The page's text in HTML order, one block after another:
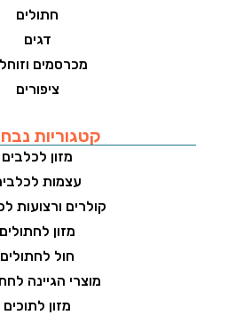
חתולים
דגים
מכרסמים
ציפורים
קטגוריות
מזון לכלבים
עצמות
קולרים ורצועות
מזון לחתולים
חול לחתולים
מוצרי הגיינה
מזון לתוכים